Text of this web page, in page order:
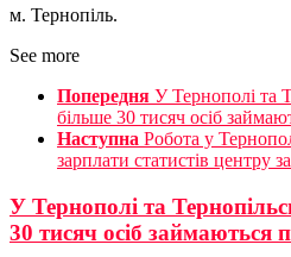
м. Тернопіль.
See more
Попередня У Тернополі та
більше 30 тисяч осіб
Наступна Робота у
зарплати статистів центру
У Тернополі та
30 тисяч осіб займаються